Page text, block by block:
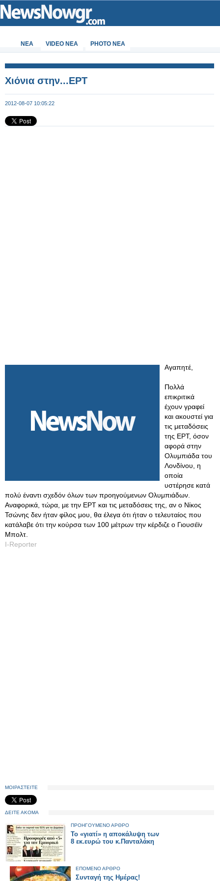
ΝΕΑ VIDEO NEA PHOTO NEA
Χιόνια στην...ΕΡΤ
2012-08-07 10:05:22
Αγαπητέ,
Πολλά
επικριτικά
έχουν γραφεί
και ακουστεί για
τις μεταδόσεις
της ΕΡΤ, όσον
αφορά στην
Ολυμπιάδα του
Λονδίνου, η
οποία
υστέρησε κατά
πολύ έναντι σχεδόν όλων των προηγούμενων Ολυμπιάδων.
Αναφορικά, τώρα, με την ΕΡΤ και τις μεταδόσεις της, αν ο Νίκος
Τσώνης δεν ήταν φίλος μου, θα έλεγα ότι ήταν ο τελευταίος που
κατάλαβε ότι την κούρσα των 100 μέτρων την κέρδιζε ο Γιουσέϊν
Μπολτ.
I-Reporter
ΜΟΙΡΑΣΤΕΙΤΕ
ΔΕΙΤΕ ΑΚΟΜΑ
ΠΡΟΗΓΟΥΜΕΝΟ ΑΡΘΡΟ
Το «γιατί» η αποκάλυψη των
8 εκ.ευρώ του κ.Πανταλάκη
ΕΠΟΜΕΝΟ ΑΡΘΡΟ
Συνταγή της Ημέρας!